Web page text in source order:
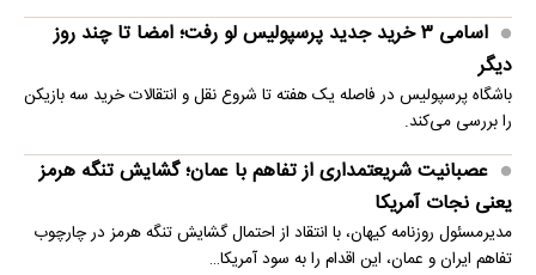
اسامی ۳ خرید جدید پرسپولیس لو رفت؛ امضا تا چند روز
دیگر
باشگاه پرسپولیس در فاصله یک هفته تا شروع نقل و انتقالات خرید سه بازیکن
را بررسی می‌کند.
عصبانیت شریعتمداری از تفاهم با عمان؛ گشایش تنگه هرمز
یعنی نجات آمریکا
مدیرمسئول روزنامه کیهان، با انتقاد از احتمال گشایش تنگه هرمز در چارچوب
تفاهم ایران و عمان، این اقدام را به سود آمریکا…